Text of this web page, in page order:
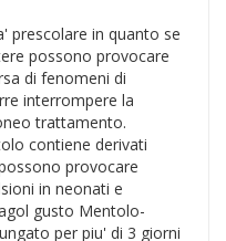
prescolare in quanto se
possono provocare
di fenomeni di
interrompere la
trattamento.
contiene derivati
provocare
in neonati e
gusto Mentolo-
per piu' di 3 giorni